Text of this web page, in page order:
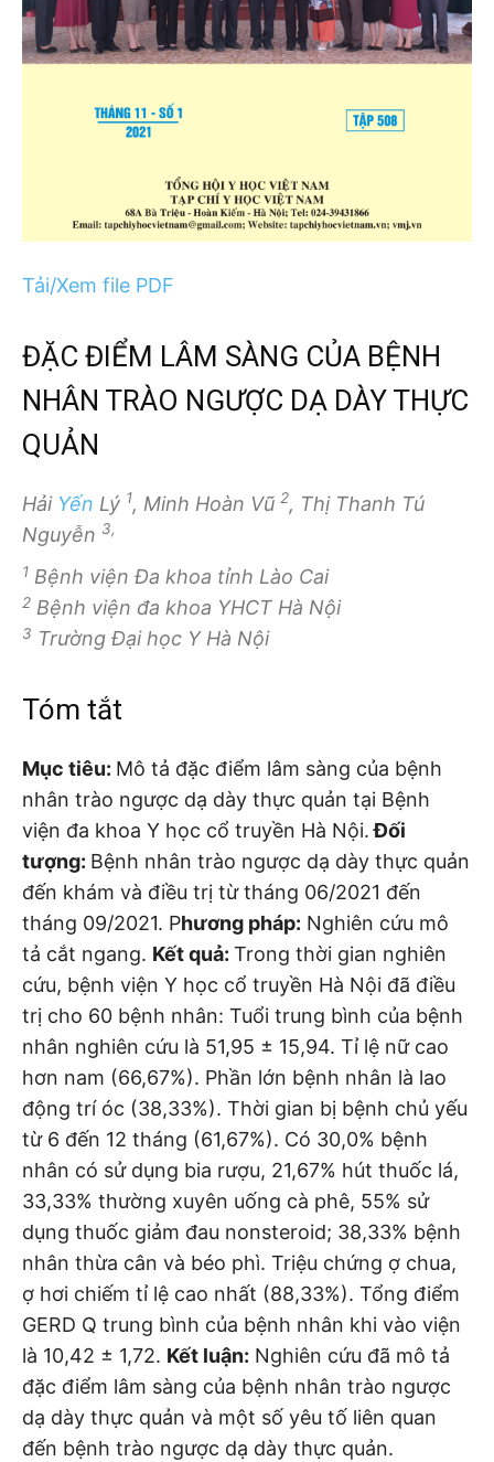
Tải/Xem file PDF
ĐẶC ĐIỂM LÂM SÀNG CỦA BỆNH
NHÂN TRÀO NGƯỢC DẠ DÀY THỰC
QUẢN
Hải Yến Lý 1, Minh Hoàn Vũ 2, Thị Thanh Tú
Nguyễn 3,
1 Bệnh viện Đa khoa tỉnh Lào Cai
2 Bệnh viện đa khoa YHCT Hà Nội
3 Trường Đại học Y Hà Nội
Tóm tắt
Mục tiêu: Mô tả đặc điểm lâm sàng của bệnh
nhân trào ngược dạ dày thực quản tại Bệnh
viện đa khoa Y học cổ truyền Hà Nội.Đối
tượng: Bệnh nhân trào ngược dạ dày thực quản
đến khám và điều trị từ tháng 06/2021 đến
tháng 09/2021. Phương pháp: Nghiên cứu mô
tả cắt ngang. Kết quả: Trong thời gian nghiên
cứu, bệnh viện Y học cổ truyền Hà Nội đã điều
trị cho 60 bệnh nhân: Tuổi trung bình của bệnh
nhân nghiên cứu là 51,95 ± 15,94. Tỉ lệ nữ cao
hơn nam (66,67%). Phần lớn bệnh nhân là lao
động trí óc (38,33%). Thời gian bị bệnh chủ yếu
từ 6 đến 12 tháng (61,67%). Có 30,0% bệnh
nhân có sử dụng bia rượu, 21,67% hút thuốc lá,
33,33% thường xuyên uống cà phê, 55% sử
dụng thuốc giảm đau nonsteroid; 38,33% bệnh
nhân thừa cân và béo phì. Triệu chứng ợ chua,
ợ hơi chiếm tỉ lệ cao nhất (88,33%). Tổng điểm
GERD Q trung bình của bệnh nhân khi vào viện
là 10,42 ± 1,72. Kết luận: Nghiên cứu đã mô tả
đặc điểm lâm sàng của bệnh nhân trào ngược
dạ dày thực quản và một số yêu tố liên quan
đến bệnh trào ngược dạ dày thực quản.